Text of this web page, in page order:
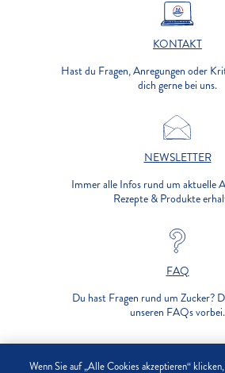
KONTAKT
Hast du Fragen, Anregungen oder
dich gerne bei uns.
NEWSLETTER
Immer alle Infos rund um aktuelle
Rezepte & Produkte
FAQ
Du hast Fragen rund um Zucker?
unseren FAQs vorbei.
UNTERNEHMEN
Wenn Sie auf „Alle Cookies akzeptieren“